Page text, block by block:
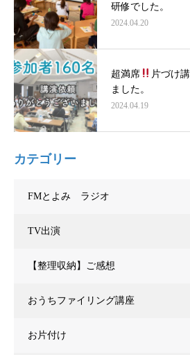
研修でした。
2024.04.20
超満席
片づけ
ました。
2024.04.19
カテゴリー
FMとよみ ラジオ
TV出演
【整理収納】ご感想
おうちファイリング講座
お片付け